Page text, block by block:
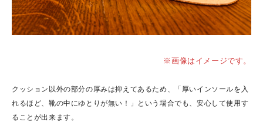
※画像はイメージです。
クッション以外の部分の厚みは抑えてあるため、「厚いインソールを入
れるほど、靴の中にゆとりが無い！」という場合でも、安心して使用す
ることが出来ます。